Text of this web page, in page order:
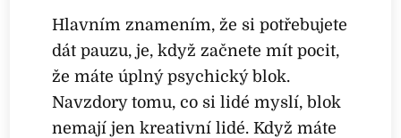
Hlavním znamením, že si potřebujete
dát pauzu, je, když začnete mít pocit,
že máte úplný psychický blok.
Navzdory tomu, co si lidé myslí, blok
nemají jen kreativní lidé. Když máte